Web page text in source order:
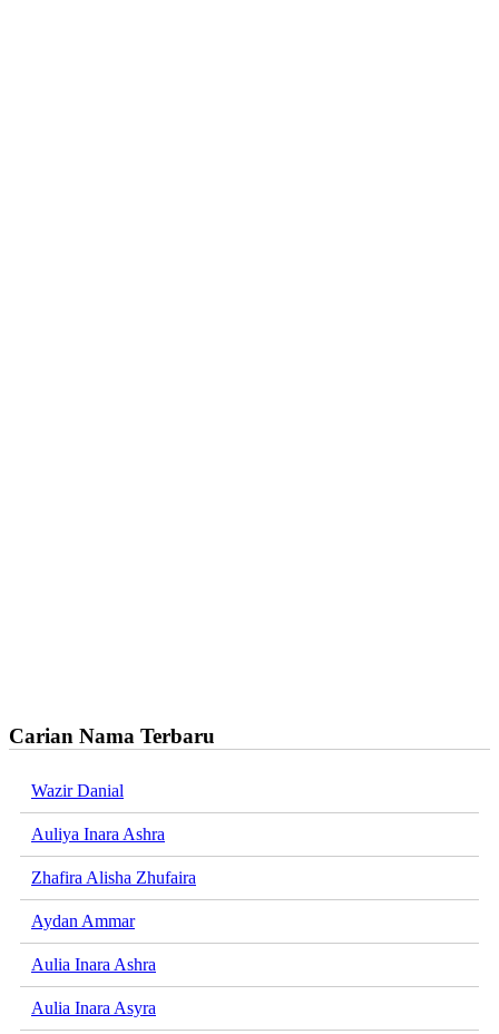
Carian Nama Terbaru
Wazir Danial
Auliya Inara Ashra
Zhafira Alisha Zhufaira
Aydan Ammar
Aulia Inara Ashra
Aulia Inara Asyra